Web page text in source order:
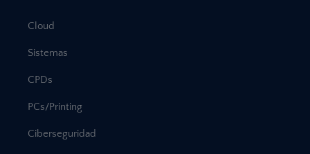
Cloud
Sistemas
CPDs
PCs/Printing
Ciberseguridad